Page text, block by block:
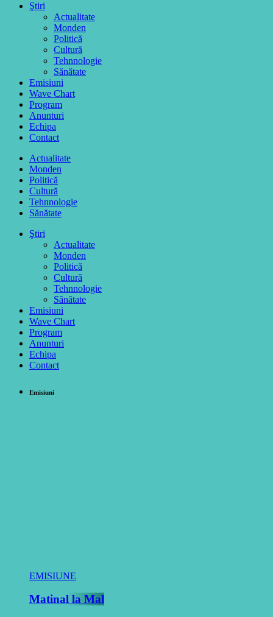
Ştiri
Actualitate
Monden
Politică
Cultură
Tehnnologie
Sănătate
Emisiuni
Wave Chart
Program
Anunturi
Echipa
Contact
Actualitate
Monden
Politică
Cultură
Tehnnologie
Sănătate
Ştiri
Actualitate
Monden
Politică
Cultură
Tehnnologie
Sănătate
Emisiuni
Wave Chart
Program
Anunturi
Echipa
Contact
Emisiuni
EMISIUNE
Matinal la Mal